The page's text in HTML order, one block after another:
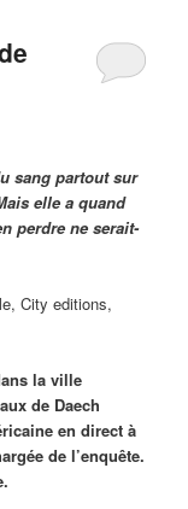
sang partout sur
elle a quand
perdre ne serait-
City editions,
la ville
de Daech
en direct à
de l’enquête.